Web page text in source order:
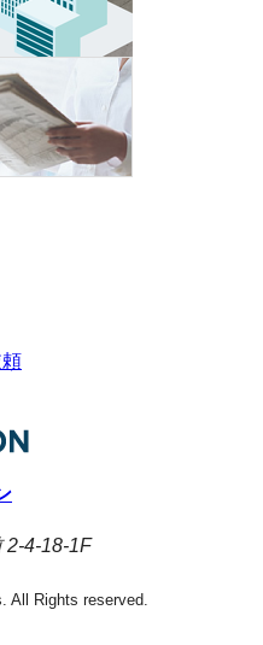
2-4-18-1F
All Rights reserved.